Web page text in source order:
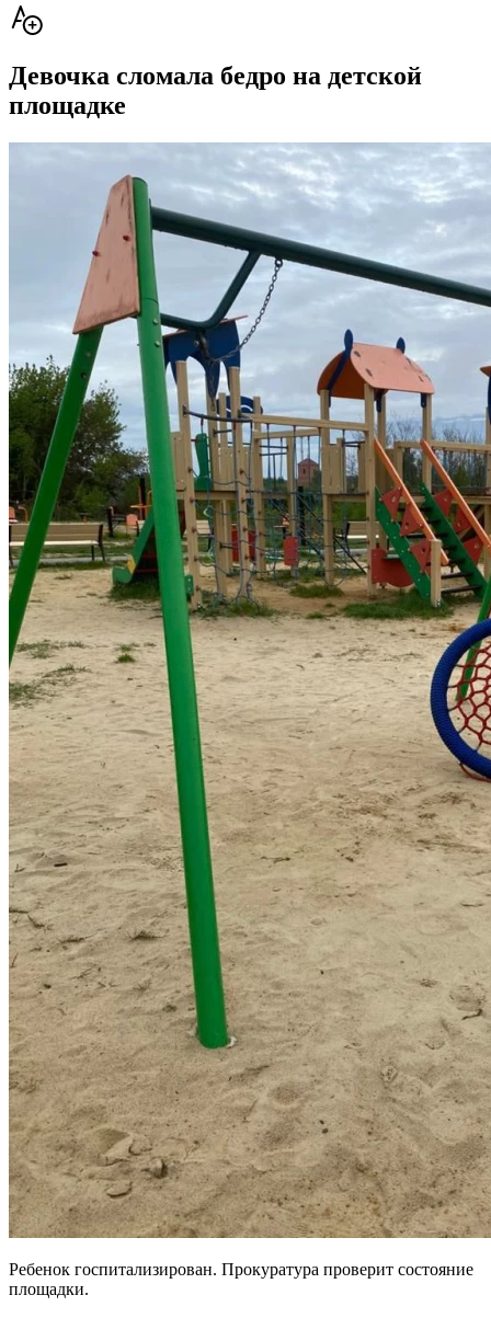
Девочка сломала бедро на детской
площадке
Ребенок госпитализирован. Прокуратура проверит состояние
площадки.